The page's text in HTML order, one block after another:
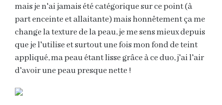
mais je n'ai jamais été catégorique sur ce point (à
part enceinte et allaitante) mais honnêtement ça me
change la texture de la peau, je me sens mieux depuis
que je l'utilise et surtout une fois mon fond de teint
appliqué, ma peau étant lisse grâce à ce duo, j'ai l'air
d'avoir une peau presque nette !